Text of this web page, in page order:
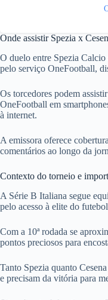
Onde assistir Spezia x
O duelo entre Spezia
pelo serviço OneFootball,
Os torcedores podem
OneFootball em
à internet.
A emissora oferece
comentários ao longo da
Contexto do torneio e
A Série B Italiana segue
pelo acesso à elite do
Com a 10ª rodada se
pontos preciosos para
Tanto Spezia quanto
e precisam da vitória para